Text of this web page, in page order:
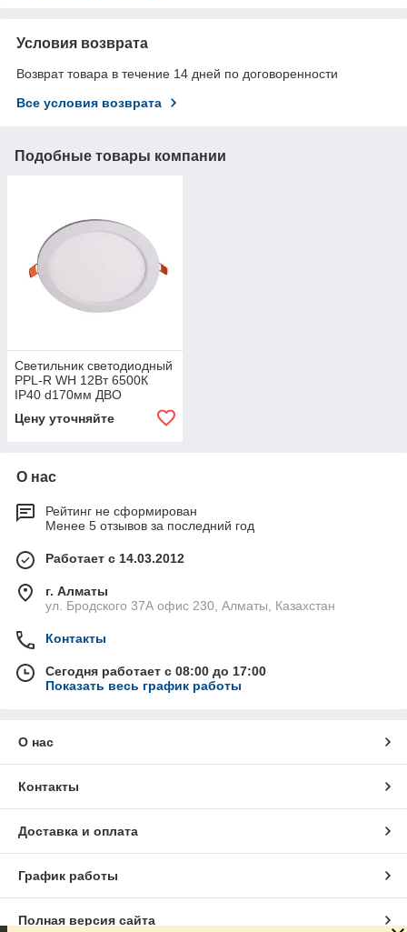
Условия возврата
Возврат товара в течение 14 дней по договоренности
Все условия возврата
Подобные товары компании
Светильник светодиодный
PPL-R WH 12Вт 6500К
IP40 d170мм ДВО
кругл. JazzWay 5008564A
Цену уточняйте
О нас
Рейтинг не сформирован
Менее 5 отзывов за последний год
Работает с 14.03.2012
г. Алматы
ул. Бродского 37А офис 230, Алматы, Казахстан
Контакты
Сегодня работает с 08:00 до 17:00
Показать весь график работы
О нас
Контакты
Доставка и оплата
График работы
Полная версия сайта